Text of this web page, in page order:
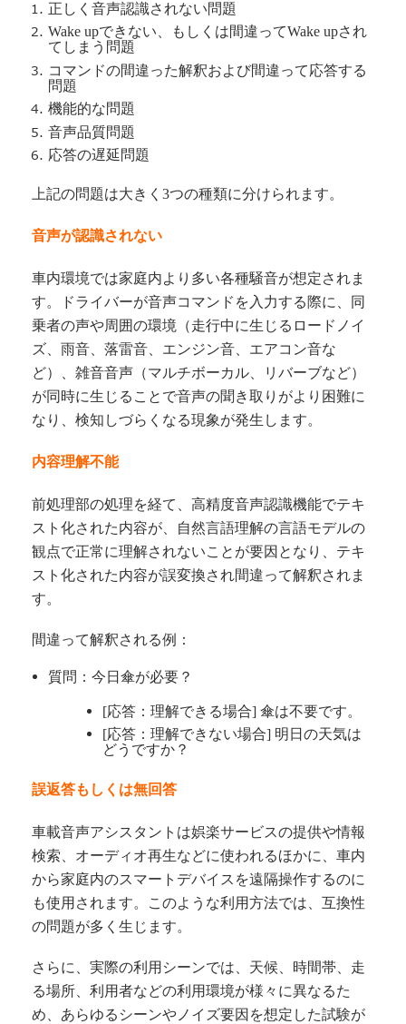
正しく音声認識されない問題
Wake upできない、もしくは間違ってWake upされ
てしまう問題
コマンドの間違った解釈および間違って応答する
問題
機能的な問題
音声品質問題
応答の遅延問題
上記の問題は大きく3つの種類に分けられます。
音声が認識されない
車内環境では家庭内より多い各種騒音が想定されま
す。ドライバーが音声コマンドを入力する際に、同
乗者の声や周囲の環境（走行中に生じるロードノイ
ズ、雨音、落雷音、エンジン音、エアコン音な
ど）、雑音音声（マルチボーカル、リバーブなど）
が同時に生じることで音声の聞き取りがより困難に
なり、検知しづらくなる現象が発生します。
内容理解不能
前処理部の処理を経て、高精度音声認識機能でテキ
スト化された内容が、自然言語理解の言語モデルの
観点で正常に理解されないことが要因となり、テキ
スト化された内容が誤変換され間違って解釈されま
す。
間違って解釈される例：
質問：今日傘が必要？
[応答：理解できる場合] 傘は不要です。
[応答：理解できない場合] 明日の天気は
どうですか？
誤返答もしくは無回答
車載音声アシスタントは娯楽サービスの提供や情報
検索、オーディオ再生などに使われるほかに、車内
から家庭内のスマートデバイスを遠隔操作するのに
も使用されます。このような利用方法では、互換性
の問題が多く生じます。
さらに、実際の利用シーンでは、天候、時間帯、走
る場所、利用者などの利用環境が様々に異なるた
め、あらゆるシーンやノイズ要因を想定した試験が